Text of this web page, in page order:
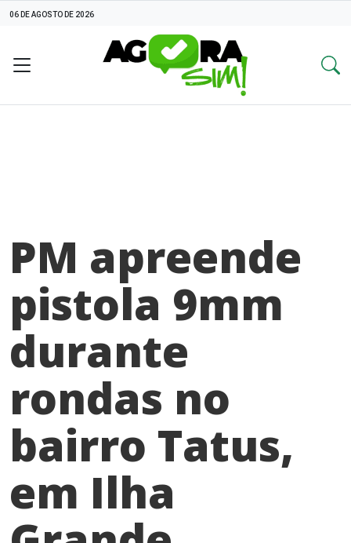
06 DE AGOSTO DE 2026
PM apreende
pistola 9mm
durante
rondas no
bairro Tatus,
em Ilha